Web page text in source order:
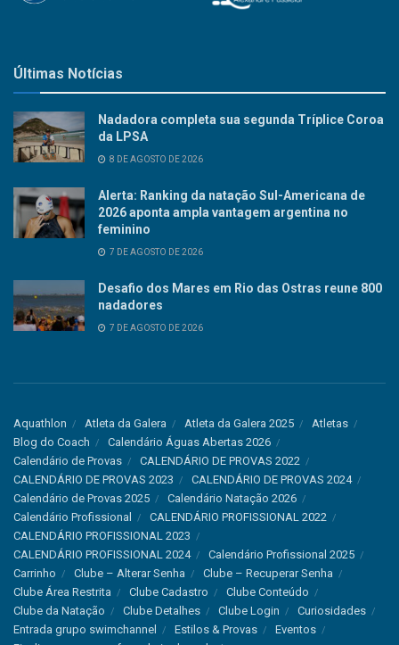
Últimas Notícias
Nadadora completa sua segunda Tríplice Coroa
da LPSA
8 DE AGOSTO DE 2026
Alerta: Ranking da natação Sul-Americana de
2026 aponta ampla vantagem argentina no
feminino
7 DE AGOSTO DE 2026
Desafio dos Mares em Rio das Ostras reune 800
nadadores
7 DE AGOSTO DE 2026
Aquathlon Atleta da Galera Atleta da Galera 2025
Atletas
Blog do Coach
Calendário Águas Abertas 2026
Calendário de Provas
CALENDÁRIO DE PROVAS 2022
CALENDÁRIO DE PROVAS 2023
CALENDÁRIO DE PROVAS 2024
Calendário de Provas 2025
Calendário Natação 2026
Calendário Profissional
CALENDÁRIO PROFISSIONAL 2022
CALENDÁRIO PROFISSIONAL 2023
CALENDÁRIO PROFISSIONAL 2024
Calendário Profissional 2025
Carrinho
Clube – Alterar Senha
Clube – Recuperar Senha
Clube Área Restrita
Clube Cadastro
Clube Conteúdo
Clube da Natação
Clube Detalhes Clube Login
Curiosidades
Entrada grupo swimchannel
Estilos & Provas
Eventos